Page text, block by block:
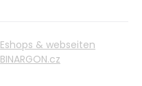
Eshops & webseiten
BINARGON.cz